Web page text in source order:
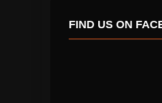
FIND US ON